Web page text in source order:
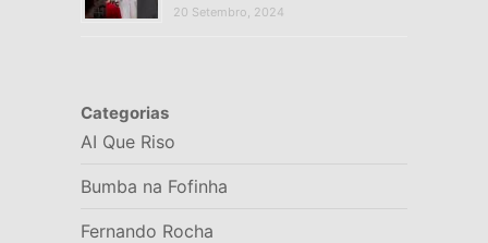
20 Setembro, 2024
Categorias
AI Que Riso
Bumba na Fofinha
Fernando Rocha